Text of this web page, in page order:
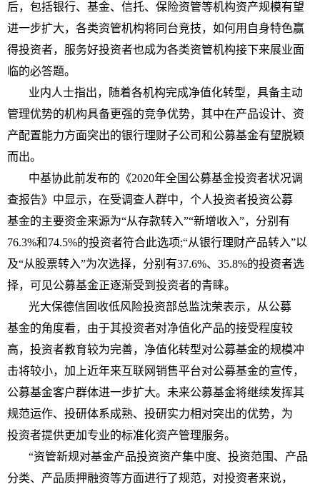
后，包括银行、 基金、信托、保险资管等机构资产规模有望
进一步扩大，各类资管机构将同台竞技，如何用自身特色赢
得投资者，服务好投资者也成为各类资管机构接下来展业面
临的必答题。
业内人士指出，随着各机构完成净值化转型，具备主动
管理优势的机构具备更强的竞争优势，其中在产品设计、资
产配置能力方面突出的银行理财子公司和公募基金有望脱颖
而出。
中基协此前发布的《2020年全国公募基金投资者状况调
查报告》中显示，在受调查人群中，个人投资者投资公募
基金的主要资金来源为“从存款转入”“新增收入”，分别有
76.3%和74.5%的投资者符合此选项;“从银行理财产品转入”以
及“从股票转入”为次选择，分别有37.6%、35.8%的投资者选
择，可见公募基金正逐渐受到 投资者的青睐。
光大保德信固收低风险投资部总监沈荣表示，从公募
基金的角度看，由于其投资者对净值化产品的接受程度较
高， 投资者教育较为完善，净值化转型对公募基金的规模冲
击将较小，加上近年来互联网销售平台对公募基金的宣传，
公募基金客户群体进一步扩大。未来公募基金将继续发挥其
规范运作、投研体系成熟、投研实力相对突出的优势，为
投资者提供更加专业的标准化资产管理服务。
“资管新规对基金产品投资资产集中度、 投资范围、产品
分类、产品质押融资等方面进行了规范，对投资者来说，